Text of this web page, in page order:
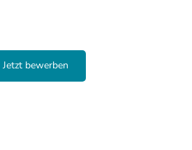
Jetzt bewerben